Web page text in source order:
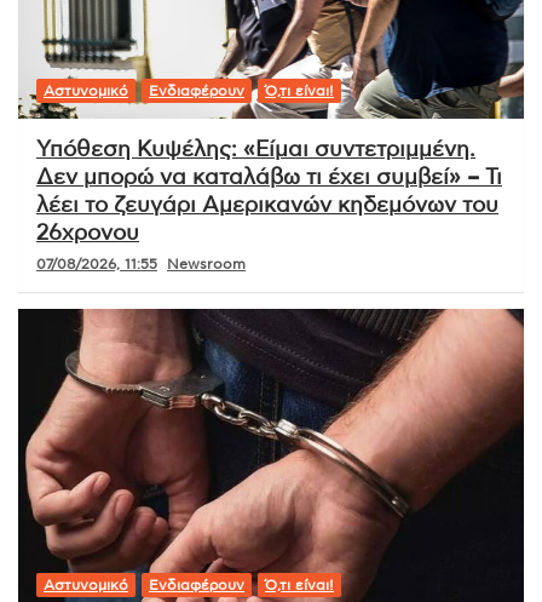
Αστυνομικό Ενδιαφέρουν Ό,τι είναι!
Υπόθεση Κυψέλης: «Είμαι συντετριμμένη.
Δεν μπορώ να καταλάβω τι έχει συμβεί» – Τι
λέει το ζευγάρι Αμερικανών κηδεμόνων του
26χρονου
07/08/2026, 11:55 Newsroom
Αστυνομικό Ενδιαφέρουν Ό,τι είναι!